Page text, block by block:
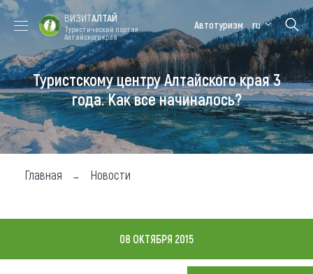
Форум VISIT
ALTAI
Цветение
маральника
Медицинский
форум
Алтайская
зимовка
Туры
Где побывать
Чем заняться
Где остановиться
ВИЗИТАЛТАЙ
Туристический портал
Алтайского края
Автотуризм ru
Туристскому центру Алтайского края 3
года. Как все начиналось?
Главная Новости
08 ОКТЯБРЯ 2015